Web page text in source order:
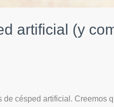
artificial (y
césped artificial.